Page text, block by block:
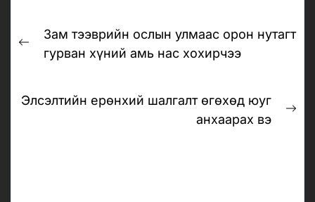
navigation
Previous
Зам тээврийн ослын улмаас орон нутагт
гурван хүний амь нас хохирчээ
Элсэлтийн ерөнхий шалгалт өгөхөд юуг
анхаарах вэ